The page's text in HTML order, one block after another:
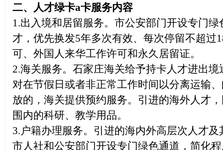
二、人才绿卡a卡服务内容
1.出入境和居留服务。市公安部门开设专门
才，优先换发5年多次有效、每次停留不超
可、外国人来华工作许可和永久居留证。
2.海关服务。石家庄海关给予持卡人才进出
对在节假日或者非正常工作时间以分离运输
放的，海关提供预约服务。引进的海外人才
围内的科研、教学用品。
3.户籍办理服务。引进的海内外高层次人才
市人社和公安部门开设专门绿色通道，简化